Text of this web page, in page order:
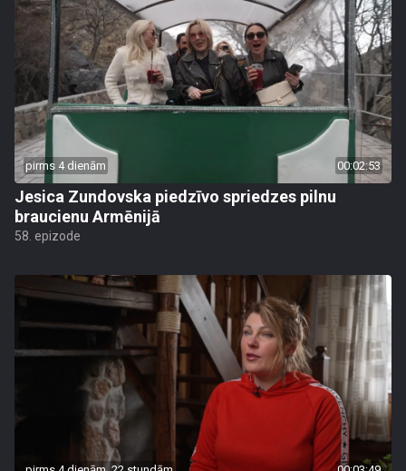
pirms 4 dienām 00:02:53
Jesica Zundovska piedzīvo spriedzes pilnu
braucienu Armēnijā
58. epizode